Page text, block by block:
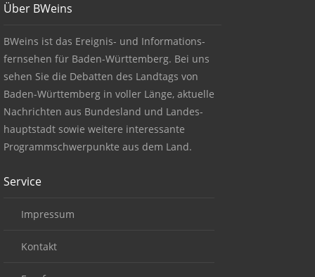
About BWeins
Über BWeins
BWeins ist das Ereignis- und Informations-
fernsehen für Baden-Württemberg. Bei uns
sehen Sie die Debatten des Landtags von
Baden-Württemberg in voller Länge, aktuelle
Nachrichten aus Bundesland und Landes-
hauptstadt sowie weitere interessante
Programmschwerpunkte aus dem Land.
Service
Impressum
Kontakt